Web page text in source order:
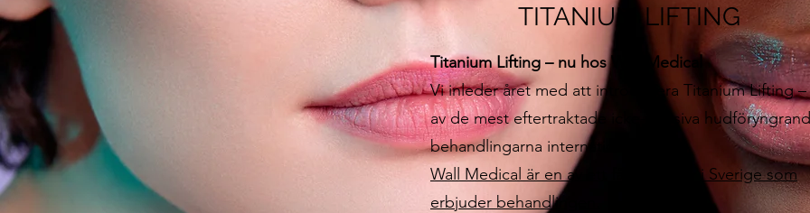
TITANIUM LIFTING
Titanium Lifting – nu hos Wall Medical
Vi inleder året med att introducera Titanium Lifting –
av de mest eftertraktade icke-invasiva
behandlingarna internationellt.
Wall Medical är en av ett fåtal kliniker i Sverige som
erbjuder behandlingen.